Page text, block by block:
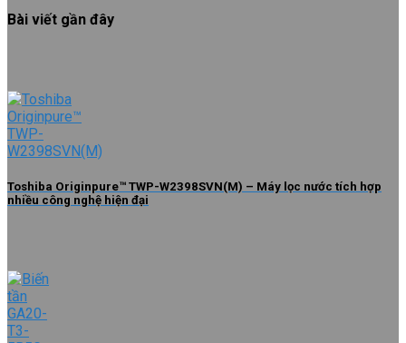
Bài viết gần đây
Toshiba Originpure™ TWP-W2398SVN(M) – Máy lọc nước tích hợp
nhiều công nghệ hiện đại